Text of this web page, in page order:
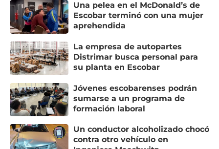
Una pelea en el McDonald’s de
Escobar terminó con una mujer
aprehendida
La empresa de autopartes
Distrimar busca personal para
su planta en Escobar
Jóvenes escobarenses podrán
sumarse a un programa de
formación laboral
Un conductor alcoholizado chocó
contra otro vehículo en